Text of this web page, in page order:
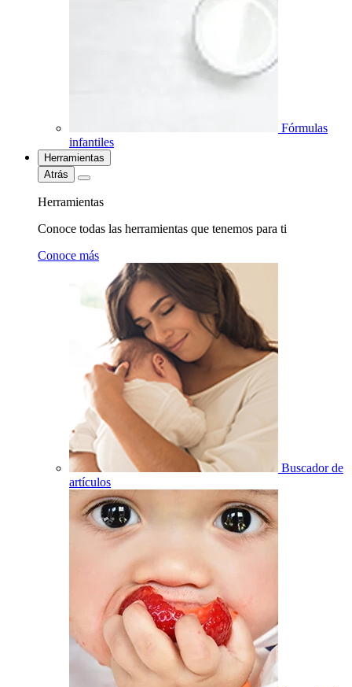
Fórmulas
infantiles
Herramientas
Atrás
Herramientas
Conoce todas las herramientas que tenemos para ti
Conoce más
Buscador de
artículos